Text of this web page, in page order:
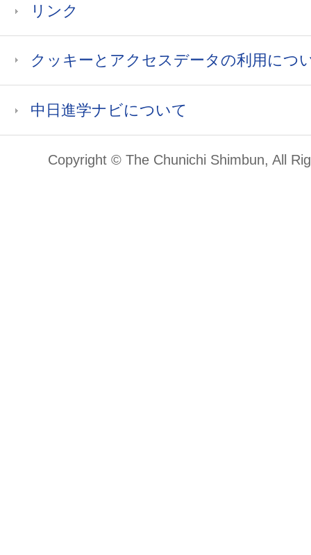
リンク
クッキーとアクセスデータの利用につ
中日進学ナビについて
Copyright © The Chunichi Shimbun, All